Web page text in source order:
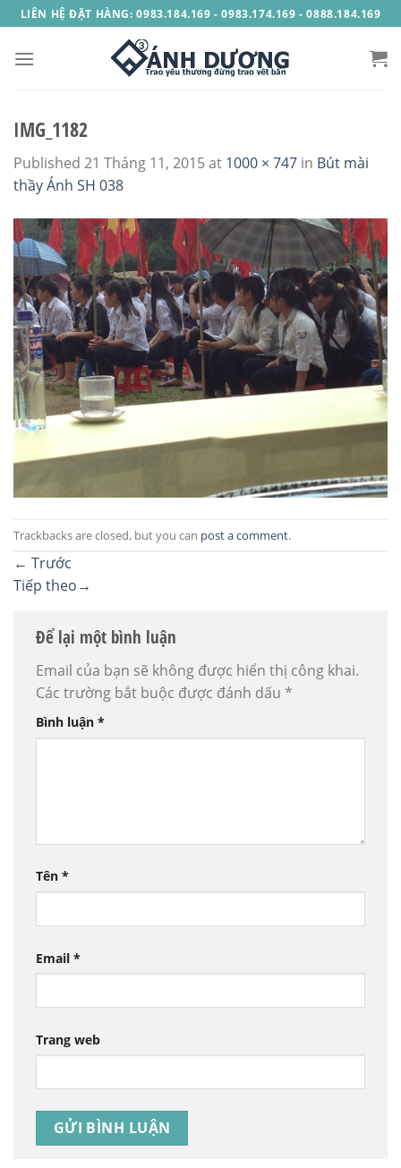
Skip
to
content
LIÊN HỆ ĐẶT HÀNG: 0983.184.169 - 0983.174.169 - 0888.184.169
IMG_1182
Published 21 Tháng 11, 2015at 1000 × 747 in Bút mài
thầy Ánh SH 038
Trackbacks are closed, but you can post a comment.
← Trước
Tiếp theo→
Để lại một bình luận
Email của bạn sẽ không được hiển thị công khai.
Các trường bắt buộc được đánh dấu *
Bình luận *
Tên *
Email *
Trang web